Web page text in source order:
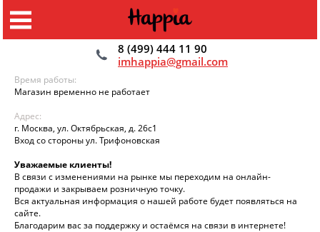
8 (499) 444 11 90
imhappia@gmail.com
Время работы:
Магазин временно не работает
Адрес:
г. Москва, ул. Октябрьская, д. 26с1
Вход со стороны ул. Трифоновская
Уважаемые клиенты!
В связи с изменениями на рынке мы переходим на онлайн-
продажи и закрываем розничную точку.
Вся актуальная информация о нашей работе будет появляться на
сайте.
Благодарим вас за поддержку и остаёмся на связи в интернете!